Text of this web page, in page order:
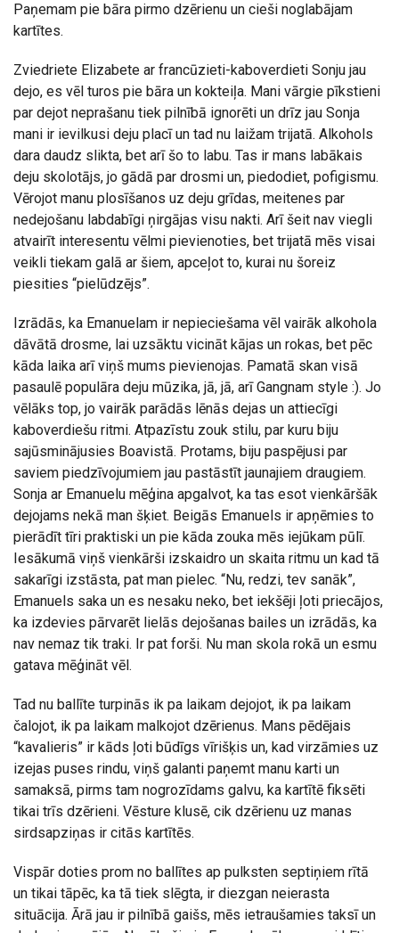
Paņemam pie bāra pirmo dzērienu un cieši noglabājam
kartītes.
Zviedriete Elizabete ar francūzieti-kaboverdieti Sonju jau
dejo, es vēl turos pie bāra un kokteiļa. Mani vārgie pīkstieni
par dejot neprašanu tiek pilnībā ignorēti un drīz jau Sonja
mani ir ievilkusi deju placī un tad nu laižam trijatā. Alkohols
dara daudz slikta, bet arī šo to labu. Tas ir mans labākais
deju skolotājs, jo gādā par drosmi un, piedodiet, pofigismu.
Vērojot manu plosīšanos uz deju grīdas, meitenes par
nedejošanu labdabīgi ņirgājas visu nakti. Arī šeit nav viegli
atvairīt interesentu vēlmi pievienoties, bet trijatā mēs visai
veikli tiekam galā ar šiem, apceļot to, kurai nu šoreiz
piesities “pielūdzējs”.
Izrādās, ka Emanuelam ir nepieciešama vēl vairāk alkohola
dāvātā drosme, lai uzsāktu vicināt kājas un rokas, bet pēc
kāda laika arī viņš mums pievienojas. Pamatā skan visā
pasaulē populāra deju mūzika, jā, jā, arī Gangnam style :). Jo
vēlāks top, jo vairāk parādās lēnās dejas un attiecīgi
kaboverdiešu ritmi. Atpazīstu zouk stilu, par kuru biju
sajūsminājusies Boavistā. Protams, biju paspējusi par
saviem piedzīvojumiem jau pastāstīt jaunajiem draugiem.
Sonja ar Emanuelu mēģina apgalvot, ka tas esot vienkāršāk
dejojams nekā man šķiet. Beigās Emanuels ir apņēmies to
pierādīt tīri praktiski un pie kāda zouka mēs iejūkam pūlī.
Iesākumā viņš vienkārši izskaidro un skaita ritmu un kad tā
sakarīgi izstāsta, pat man pielec. “Nu, redzi, tev sanāk”,
Emanuels saka un es nesaku neko, bet iekšēji ļoti priecājos,
ka izdevies pārvarēt lielās dejošanas bailes un izrādās, ka
nav nemaz tik traki. Ir pat forši. Nu man skola rokā un esmu
gatava mēģināt vēl.
Tad nu ballīte turpinās ik pa laikam dejojot, ik pa laikam
čalojot, ik pa laikam malkojot dzērienus. Mans pēdējais
“kavalieris” ir kāds ļoti būdīgs vīrišķis un, kad virzāmies uz
izejas puses rindu, viņš galanti paņemt manu karti un
samaksā, pirms tam nogrozīdams galvu, ka kartītē fiksēti
tikai trīs dzērieni. Vēsture klusē, cik dzērienu uz manas
sirdsapziņas ir citās kartītēs.
Vispār doties prom no ballītes ap pulksten septiņiem rītā
un tikai tāpēc, ka tā tiek slēgta, ir diezgan neierasta
situācija. Ārā jau ir pilnībā gaišs, mēs ietraušamies taksī un